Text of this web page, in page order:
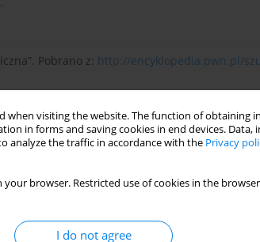
when visiting the website. The function of
in forms and saving cookies in end devices. Data,
analyze the traffic in accordance with the Privacy
your browser. Restricted use of cookies in the
I do not agree
Pobrano z: http://encyklopedia.pwn.pl/
Polska, 7(94), 28–63.
Eitzen, E., Friedlander, A.M. (1999). Anthrax